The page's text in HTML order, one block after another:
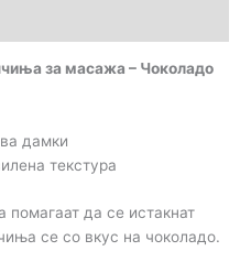
за масажа – Чоколадо
дамки
текстура
помагаат да се истакнат
се со вкус на чоколадо.